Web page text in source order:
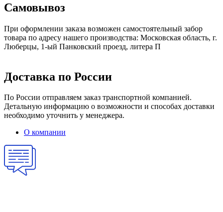
Самовывоз
При оформлении заказа возможен самостоятельный забор
товара по адресу нашего производства: Московская область, г.
Люберцы, 1-ый Панковский проезд, литера П
Доставка по России
По России отправляем заказ транспортной компанией.
Детальную информацию о возможности и способах доставки
необходимо уточнить у менеджера.
О компании